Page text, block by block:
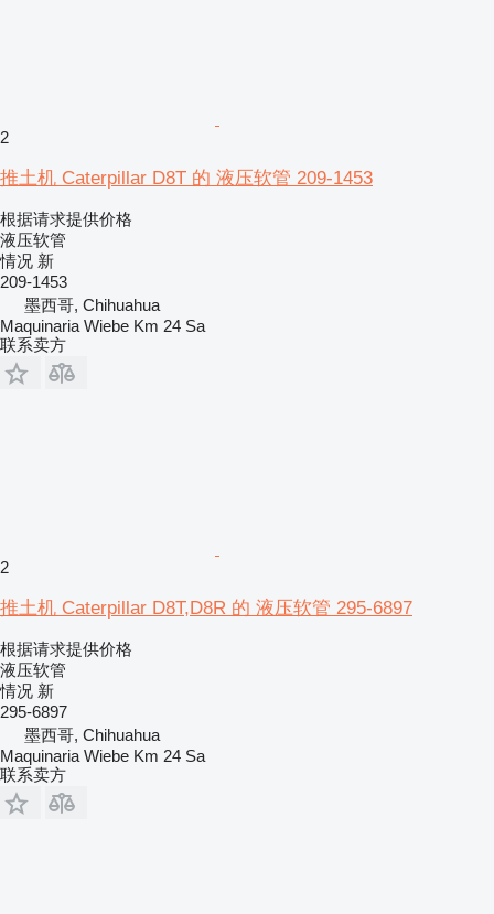
2
推土机 Caterpillar D8T 的 液压软管 209-1453
根据请求提供价格
液压软管
情况 新
209-1453
墨西哥, Chihuahua
Maquinaria Wiebe Km 24 Sa
联系卖方
2
推土机 Caterpillar D8T,D8R 的 液压软管 295-6897
根据请求提供价格
液压软管
情况 新
295-6897
墨西哥, Chihuahua
Maquinaria Wiebe Km 24 Sa
联系卖方